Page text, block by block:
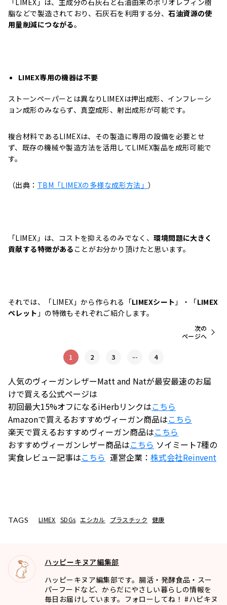
「LIMEX」は、主成分の石灰石と石油由来のポリオレフィン樹
脂などで製造されており、石灰石を利用する分、石油資源の使
用量削減につながる。
LIMEX専用の機器は不要
ストーンペーパーとは異なりLIMEXは押出成形、インフレーシ
ョン成形のみならず、真空成形、射出成形が可能です。
複合材料であるLIMEXは、その製造に専用の設備を必要とせ
ず、既存の機械や製造方法を活用してLIMEX製品を成形可能で
す。
（出典： TBM「LIMEXの多様な成形方法」）
「LIMEX」は、コストを抑えるのみでなく、環境問題に大きく
貢献する特徴がある ことがお分かり頂けたと思います。
それでは、「LIMEX」から作られる「LIMEXシート 」・「LIMEX
ペレット 」の特徴もそれぞれご紹介します。
1 2 3 ...
次の
ページへ
4
人気のヴィーガンレザーMatt and Natが最安最速のお届
けで買える公式ページは
初回最大15%オフになるiHerbリンクはこちら
Amazonで買えるおすすめヴィーガン商品はこちら
楽天で買えるおすすめヴィーガン商品はこちら
おすすめヴィーガンレザー商品はこちら ソイミート7種の
実食レビュー記事はこちら 運営企業： 株式会社Reinvent
TAGS LIMEX SDGs エシカル プラスチック 健康
ハッピーキヌア編集部
ハッピーキヌア編集部です。腸活・発酵食品・スー
パーフードなど、からだにやさしい暮らしの情報を
毎日お届けしています。フォローしてね！ #ハピキヌ